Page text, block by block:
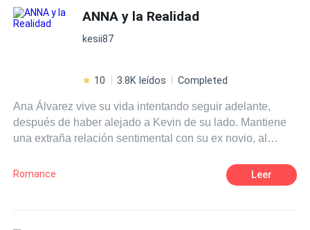
que estudiaba en 1ro bachillerato antes de sufrir un
aparatoso accidente en las escaleras y quedar en coma
ANNA y la Realidad
kesii87
10 3.8K leídos Completed
Ana Álvarez vive su vida intentando seguir adelante,
después de haber alejado a Kevin de su lado. Mantiene
una extraña relación sentimental con su ex novio, al
que sus piernas tiemblen. Será difícil para ella no caer en
la tentación de un Dios semental como su ex compañero,
Romance Leer